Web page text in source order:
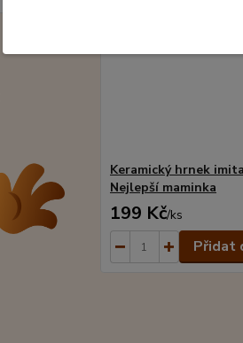
Keramický hrnek
Nejlepší maminka
199 Kč/ks
Přidat